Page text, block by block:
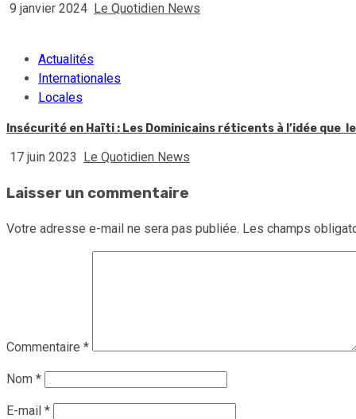
9 janvier 2024 Le Quotidien News
Actualités
Internationales
Locales
Insécurité en Haïti : Les Dominicains réticents à l’idée que
17 juin 2023 Le Quotidien News
Laisser un commentaire
Votre adresse e-mail ne sera pas publiée. Les champs
Commentaire *
Nom *
E-mail *